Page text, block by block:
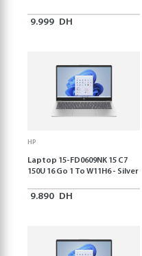
9.999 DH
HP
Laptop 15-FD0609NK 15 C7
150U 16 Go 1 To W11H6 - Silver
9.890 DH